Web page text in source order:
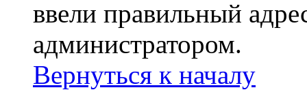
ввели правильный
администратором.
Вернуться к началу